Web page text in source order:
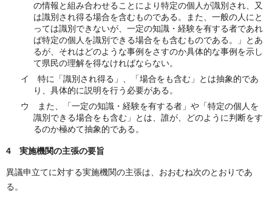
の情報と組み合わせることにより特定の個人が識別され、又
は識別され得る場合を含むものである。また、一般の人にと
っては識別できないが、一定の知識・経験を有する者であれ
ば特定の個人を識別できる場合をも含むものである。」とあ
るが、それはどのような事例をさすのか具体的な事例を示し
て県民の理解を得なければならない。
イ 特に「識別され得る」、「場合をも含む」とは抽象的であ
り、具体的に説明を行う必要がある。
ウ また、「一定の知識・経験を有する者」や「特定の個人を
識別できる場合をも含む」とは、誰が、どのように判断をす
るのか極めて抽象的である。
4 実施機関の主張の要旨
異議申立てに対する実施機関の主張は、おおむね次のとおりであ
る。